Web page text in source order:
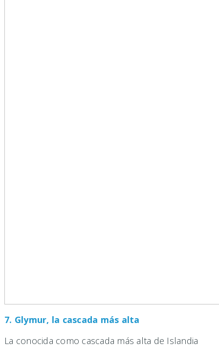
7. Glymur, la cascada más alta
La conocida como cascada más alta de Islandia